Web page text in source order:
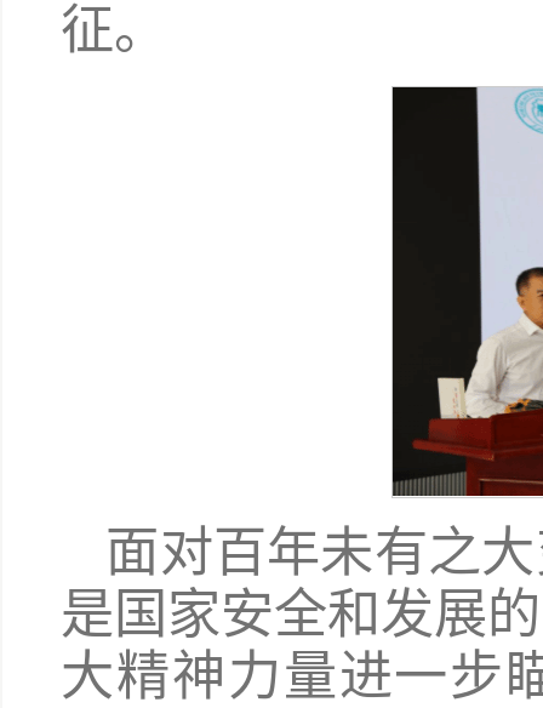
征。
面对百年未有之
是国家安全和发展
大精神力量进一步